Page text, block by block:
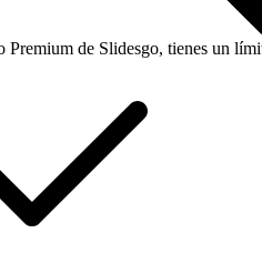
Premium de Slidesgo, tienes un